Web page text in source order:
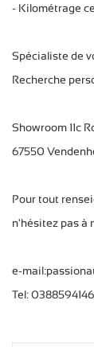
- Kilométrage
Spécialiste de
Recherche
Showroom 11c
67550
Pour tout
n'hésitez pas à
e-
Tel: